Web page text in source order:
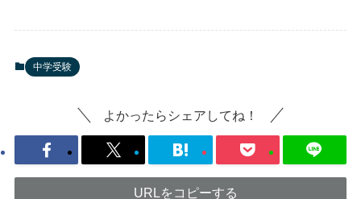
中学受験
よかったらシェアしてね！
URLをコピーする